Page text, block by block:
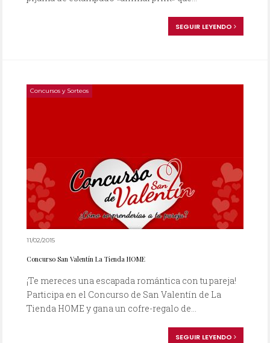
SEGUIR LEYENDO
Concursos y Sorteos
11/02/2015
Concurso San Valentín La Tienda HOME
¡Te mereces una escapada romántica con tu pareja!
Participa en el Concurso de San Valentín de La
Tienda HOME y gana un cofre-regalo de...
SEGUIR LEYENDO